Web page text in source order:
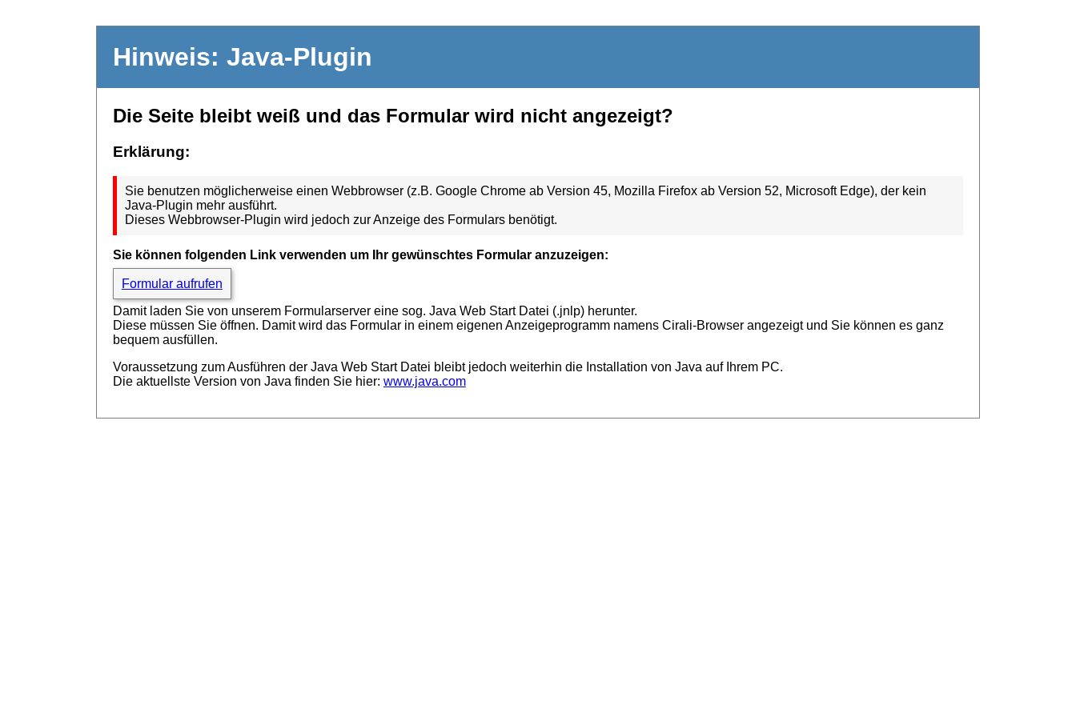
Hinweis: Java-Plugin
Die Seite bleibt weiß und das Formular wird nicht angezeigt?
Erklärung:
Sie benutzen möglicherweise einen Webbrowser (z.B. Google Chrome ab Version 45, Mozilla Firefox ab Version 52, Microsoft Edge), der kein
Java-Plugin mehr ausführt.
Dieses Webbrowser-Plugin wird jedoch zur Anzeige des Formulars benötigt.
Sie können folgenden Link verwenden um Ihr gewünschtes Formular anzuzeigen:
Formular aufrufen
Damit laden Sie von unserem Formularserver eine sog. Java Web Start Datei (.jnlp) herunter.
Diese müssen Sie öffnen. Damit wird das Formular in einem eigenen Anzeigeprogramm namens Cirali-Browser angezeigt und Sie können es ganz
bequem ausfüllen.
Voraussetzung zum Ausführen der Java Web Start Datei bleibt jedoch weiterhin die Installation von Java auf Ihrem PC.
Die aktuellste Version von Java finden Sie hier: www.java.com